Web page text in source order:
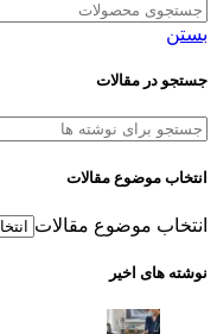
بستن
جستجو در مقالات
انتخاب موضوع مقالات
انتخاب موضوع مقالات
نوشته های اخیر